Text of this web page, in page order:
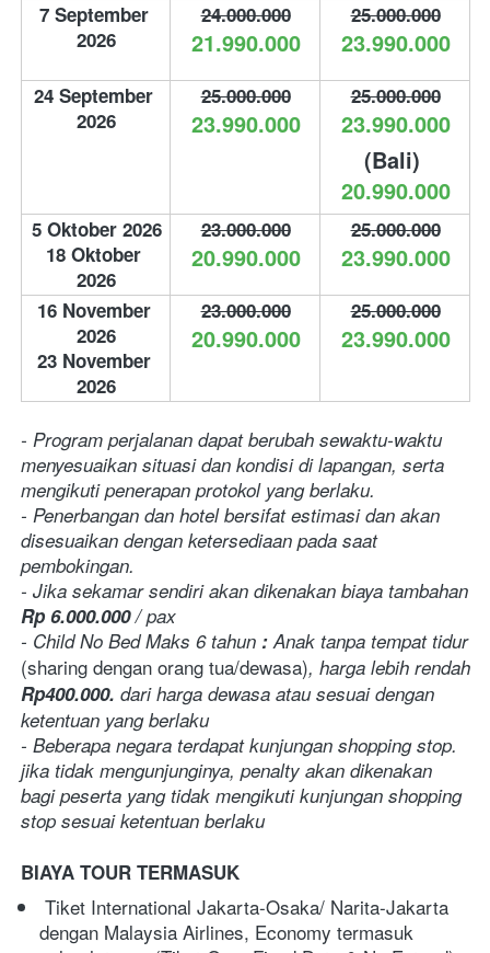
7 September
2026
24.000.000
21.990.000
25.000.000
23.990.000
24 September
2026
25.000.000
23.990.000
25.000.000
23.990.000
20.990.000
5 Oktober 2026
18 Oktober
2026
23.000.000
20.990.000
25.000.000
23.990.000
16 November
2026
23 November
2026
23.000.000
20.990.000
25.000.000
23.990.000
- Program perjalanan dapat berubah sewaktu-waktu
menyesuaikan situasi dan kondisi di lapangan, serta
mengikuti penerapan protokol yang berlaku.
- Penerbangan dan hotel bersifat estimasi dan akan
disesuaikan dengan ketersediaan pada saat
pembokingan.
Rp 6.000.000 / pax
- Child No Bed Maks 6 tahun : Anak tanpa tempat tidur
(sharing dengan orang tua/dewasa)
Rp400.000. dari harga dewasa atau sesuai dengan
ketentuan yang berlaku
- Beberapa negara terdapat kunjungan shopping stop.
jika tidak mengunjunginya, penalty akan dikenakan
bagi peserta yang tidak mengikuti kunjungan shopping
stop sesuai ketentuan berlaku
BIAYA TOUR TERMASUK
dengan Malaysia Airlines, Economy termasuk